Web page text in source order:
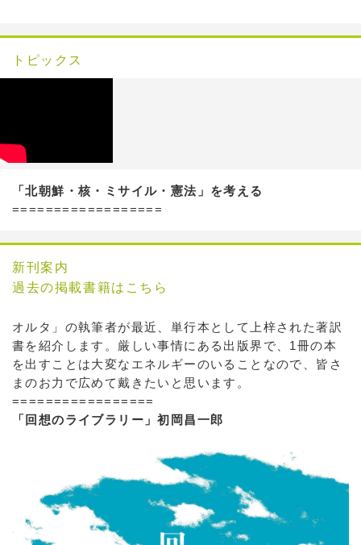
トピックス
「北朝鮮・核・ミサイル・憲法」を考える
==================
新刊案内
過去の掲載書籍はこちら
オルタ」の執筆者が最近、単行本として上梓された著訳
書を紹介します。厳しい事情にある出版界で、1冊の本
を出すことは大変なエネルギーのいることなので、皆さ
まのお力で広めて戴きたいと思います。
=================
「回想のライブラリー」初岡昌一郎